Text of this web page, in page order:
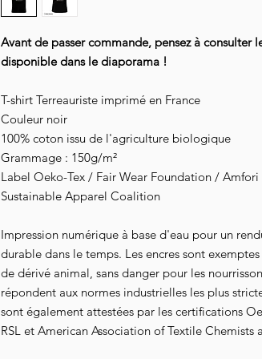
Avant de passer commande, pensez à consulter
disponible dans le diaporama !
T-shirt Terreauriste imprimé en France
Couleur noir
100% coton issu de l'agriculture biologique
Grammage : 150g/m²
Label Oeko-Tex / Fair Wear Foundation /
Sustainable Apparel Coalition
Impression numérique à base d'eau pour un
durable dans le temps. Les encres sont
de dérivé animal, sans danger pour les
répondent aux normes industrielles les plus
sont également attestées par les certifications
RSL et American Association of Textile Chemists